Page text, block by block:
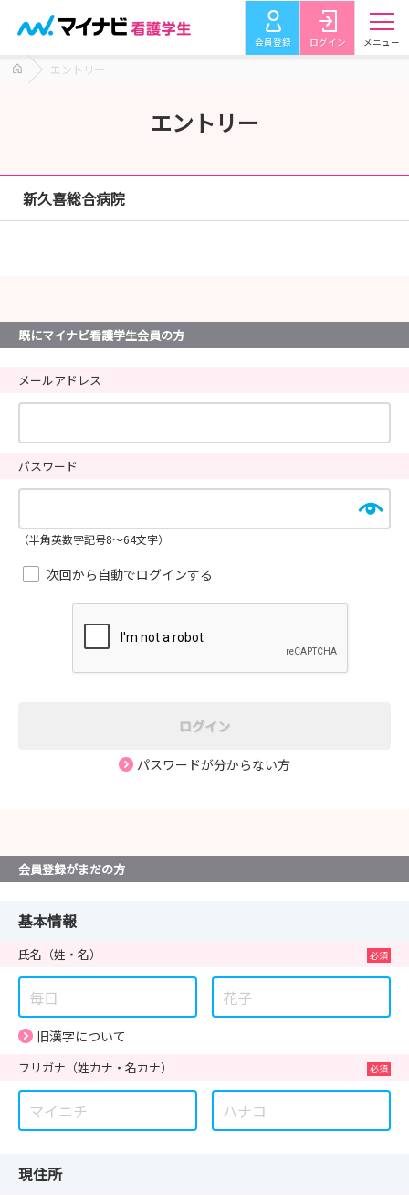
会員登録 ログイン メニュー
エントリー
エントリー
新久喜総合病院
既にマイナビ看護学生会員の方
メールアドレス
パスワード
（半角英数字記号8～64文字）
次回から自動でログインする
ログイン
パスワードが分からない方
会員登録がまだの方
基本情報
氏名 （姓・名）
旧漢字について
フリガナ （姓カナ・名カナ）
現住所